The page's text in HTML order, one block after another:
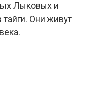
Лыковых и
Они живут